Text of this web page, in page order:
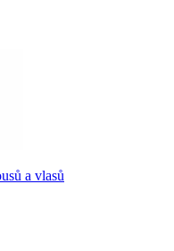
a vlasů